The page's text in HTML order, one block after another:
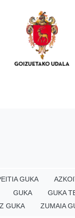
GUKA
GUKA
GUKA
GUKA
ZUMAIA